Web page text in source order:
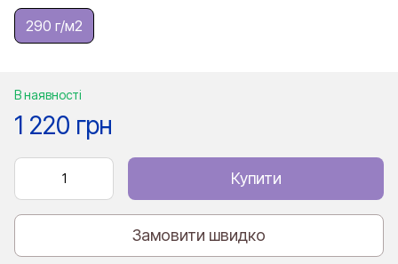
290 г/м2
В наявності
1 220 грн
Купити
Замовити швидко